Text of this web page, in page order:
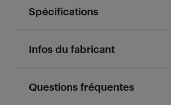
Spécifications
Infos du fabricant
Questions fréquentes